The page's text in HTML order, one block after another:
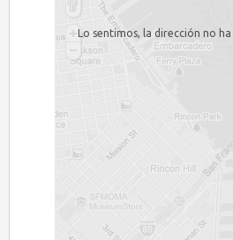
Lo sentimos, la dirección no